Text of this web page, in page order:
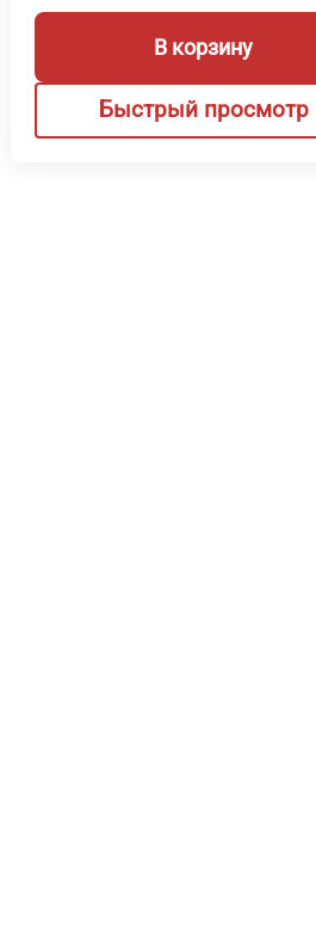
В корзину
Быстрый просмотр